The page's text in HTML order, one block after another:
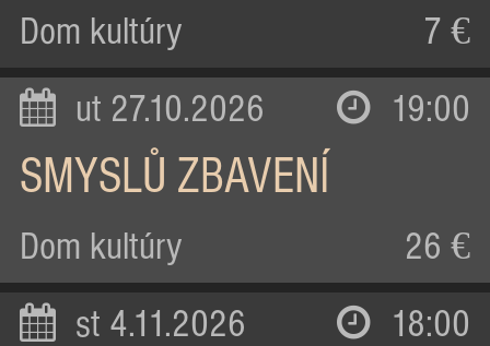
Dom kultúry 7 €
ut 27.10.2026 19:00
SMYSLŮ ZBAVENÍ
Dom kultúry 26 €
st 4.11.2026 18:00